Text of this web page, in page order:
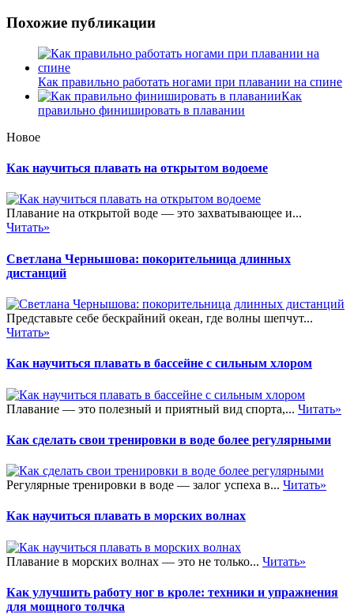
Похожие публикации
Как правильно работать ногами при плавании на спине
Как
правильно финишировать в плавании
Новое
Как научиться плавать на открытом водоеме
Плавание на открытой воде — это захватывающее и...
Читать»
Светлана Чернышова: покорительница длинных
дистанций
Представьте себе бескрайний океан, где волны шепчут...
Читать»
Как научиться плавать в бассейне с сильным хлором
Плавание — это полезный и приятный вид спорта,... Читать»
Как сделать свои тренировки в воде более регулярными
Регулярные тренировки в воде — залог успеха в... Читать»
Как научиться плавать в морских волнах
Плавание в морских волнах — это не только... Читать»
Как улучшить работу ног в кроле: техники и упражнения
для мощного толчка